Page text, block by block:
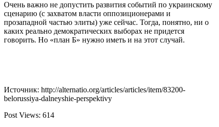
Очень важно не допустить развития событий по украинскому
сценарию (с захватом власти оппозиционерами и
прозападной частью элиты) уже сейчас. Тогда, понятно, ни о
каких реально демократических выборах не придется
говорить. Но «план Б» нужно иметь и на этот случай.
Источник: http://alternatio.org/articles/articles/item/83200-
belorussiya-dalneyshie-perspektivy
Post Views: 614